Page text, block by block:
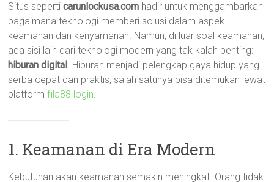
Situs seperticarunlockusa.com hadir untuk menggambarkan
bagaimana teknologi memberi solusi dalam aspek
keamanan dan kenyamanan. Namun, di luar soal keamanan,
ada sisi lain dari teknologi modern yang tak kalah penting:
hiburan digital. Hiburan menjadi pelengkap gaya hidup yang
serba cepat dan praktis, salah satunya bisa ditemukan lewat
platformfila88 login.
1. Keamanan di Era Modern
Kebutuhan akan keamanan semakin meningkat. Orang tidak